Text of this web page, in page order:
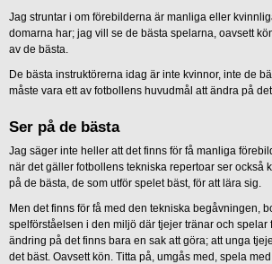
Jag struntar i om förebilderna är manliga eller
domarna har; jag vill se de bästa spelarna, oavsett
av de bästa.
De bästa instruktörerna idag är inte kvinnor, inte de
måste vara ett av fotbollens huvudmål att ändra på
Ser på de bästa
Jag säger inte heller att det finns för få manliga
när det gäller fotbollens tekniska repertoar ser också
på de bästa, de som utför spelet bäst, för att lära sig.
Men det finns för få med den tekniska begåvningen,
spelförståelsen i den miljö där tjejer tränar och spelar
ändring på det finns bara en sak att göra; att unga
det bäst. Oavsett kön. Titta på, umgås med, spela